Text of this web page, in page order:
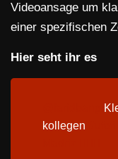
Videoansage um
einer spezifischen
Hier seht ihr es
kollegen